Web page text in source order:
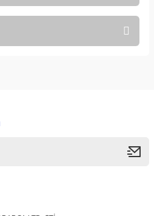
veya görüntülenemiyor.